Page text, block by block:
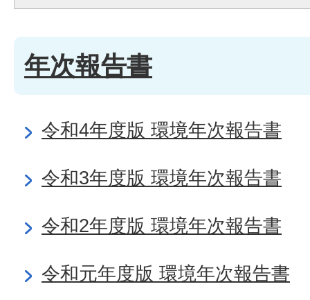
年次報告書
令和4年度版 環境年次報告書
令和3年度版 環境年次報告書
令和2年度版 環境年次報告書
令和元年度版 環境年次報告書